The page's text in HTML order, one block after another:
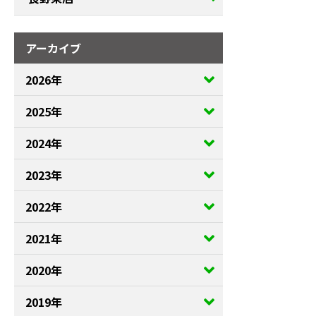
アーカイブ
2026年
2025年
2024年
2023年
2022年
2021年
2020年
2019年